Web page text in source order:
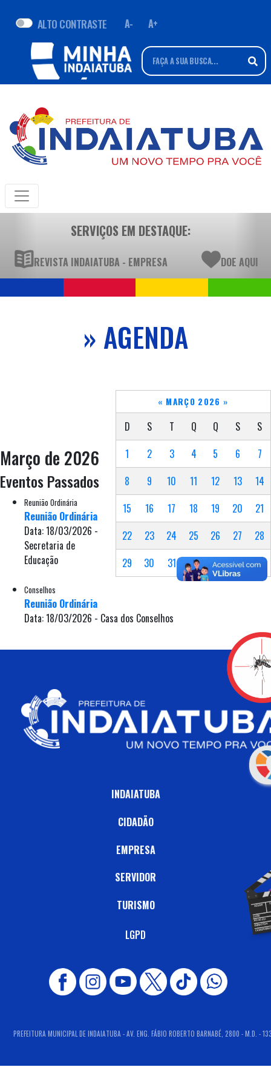
ALTO CONTRASTE A- A+
SERVIÇOS EM DESTAQUE:
REVISTA INDAIATUBA - EMPRESA DOE AQUI
» AGENDA
« MARÇO 2026 »
D S T Q Q S
S
1
2 3 4 5 6
7
8
9 10 11 12 13
14
15
16 17 18 19 20
21
22
23 24 25 26 27
28
29
30 31
Março de 2026
Eventos Passados
Reunião Ordinária
Reunião Ordinária
Data: 18/03/2026 -
Secretaria de
Educação
Conselhos
Reunião Ordinária
Data: 18/03/2026 - Casa dos Conselhos
INDAIATUBA
CIDADÃO
EMPRESA
SERVIDOR
TURISMO
LGPD
PREFEITURA MUNICIPAL DE INDAIATUBA - AV. ENG. FÁBIO ROBERTO BARNABÉ, 2800 - M.D. -